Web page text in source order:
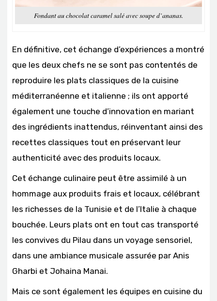
Fondant au chocolat caramel salé avec soupe d’ananas.
En définitive, cet échange d’expériences a montré
que les deux chefs ne se sont pas contentés de
reproduire les plats classiques de la cuisine
méditerranéenne et italienne ; ils ont apporté
également une touche d’innovation en mariant
des ingrédients inattendus, réinventant ainsi des
recettes classiques tout en préservant leur
authenticité avec des produits locaux.
Cet échange culinaire peut être assimilé à un
hommage aux produits frais et locaux, célébrant
les richesses de la Tunisie et de l’Italie à chaque
bouchée. Leurs plats ont en tout cas transporté
les convives du Pilau dans un voyage sensoriel,
dans une ambiance musicale assurée par Anis
Gharbi et Johaina Manai.
Mais ce sont également les équipes en cuisine du